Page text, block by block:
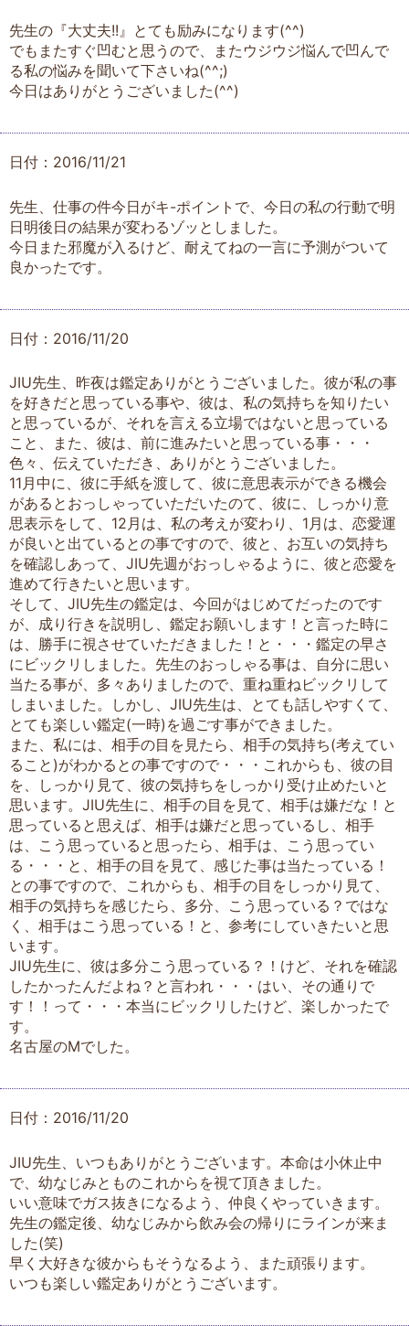
先生の『大丈夫!!』とても励みになります(^^)
でもまたすぐ凹むと思うので、またウジウジ悩んで凹んで
る私の悩みを聞いて下さいね(^^;)
今日はありがとうございました(^^)
日付：2016/11/21
先生、仕事の件今日がキ-ポイントで、今日の私の行動で明
日明後日の結果が変わるゾッとしました。
今日また邪魔が入るけど、耐えてねの一言に予測がついて
良かったです。
日付：2016/11/20
JIU先生、昨夜は鑑定ありがとうございました。彼が私の事
を好きだと思っている事や、彼は、私の気持ちを知りたい
と思っているが、それを言える立場ではないと思っている
こと、また、彼は、前に進みたいと思っている事・・・
色々、伝えていただき、ありがとうございました。
11月中に、彼に手紙を渡して、彼に意思表示ができる機会
があるとおっしゃっていただいたのて、彼に、しっかり意
思表示をして、12月は、私の考えが変わり、1月は、恋愛運
が良いと出ているとの事ですので、彼と、お互いの気持ち
を確認しあって、JIU先週がおっしゃるように、彼と恋愛を
進めて行きたいと思います。
そして、JIU先生の鑑定は、今回がはじめてだったのです
が、成り行きを説明し、鑑定お願いします！と言った時に
は、勝手に視させていただきました！と・・・鑑定の早さ
にビックリしました。先生のおっしゃる事は、自分に思い
当たる事が、多々ありましたので、重ね重ねビックリして
しまいました。しかし、JIU先生は、とても話しやすくて、
とても楽しい鑑定(一時)を過ごす事ができました。
また、私には、相手の目を見たら、相手の気持ち(考えてい
ること)がわかるとの事ですので・・・これからも、彼の目
を、しっかり見て、彼の気持ちをしっかり受け止めたいと
思います。JIU先生に、相手の目を見て、相手は嫌だな！と
思っていると思えば、相手は嫌だと思っているし、相手
は、こう思っていると思ったら、相手は、こう思ってい
る・・・と、相手の目を見て、感じた事は当たっている！
との事ですので、これからも、相手の目をしっかり見て、
相手の気持ちを感じたら、多分、こう思っている？ではな
く、相手はこう思っている！と、参考にしていきたいと思
います。
JIU先生に、彼は多分こう思っている？！けど、それを確認
したかったんだよね？と言われ・・・はい、その通りで
す！！って・・・本当にビックリしたけど、楽しかったで
す。
名古屋のMでした。
日付：2016/11/20
JIU先生、いつもありがとうございます。本命は小休止中
で、幼なじみとものこれからを視て頂きました。
いい意味でガス抜きになるよう、仲良くやっていきます。
先生の鑑定後、幼なじみから飲み会の帰りにラインが来ま
した(笑)
早く大好きな彼からもそうなるよう、また頑張ります。
いつも楽しい鑑定ありがとうございます。